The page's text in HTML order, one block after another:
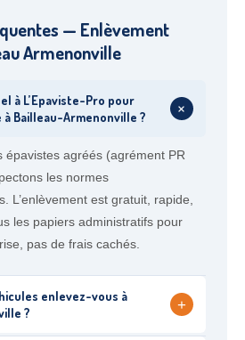
— Enlèvement
Armenonville
à L’Epaviste-Pro pour
Bailleau-Armenonville ?
+
épavistes agréés (agrément PR
les normes
L’enlèvement est gratuit, rapide,
les papiers administratifs pour
pas de frais cachés.
enlevez-vous à
?
+